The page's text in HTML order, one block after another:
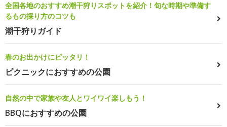
全国各地のおすすめ潮干狩りスポットを紹介！旬な時期や準備す
るもの採り方のコツも
潮干狩りガイド
春のお出かけにピッタリ！
ピクニックにおすすめの公園
自然の中で家族や友人とワイワイ楽しもう！
BBQにおすすめの公園